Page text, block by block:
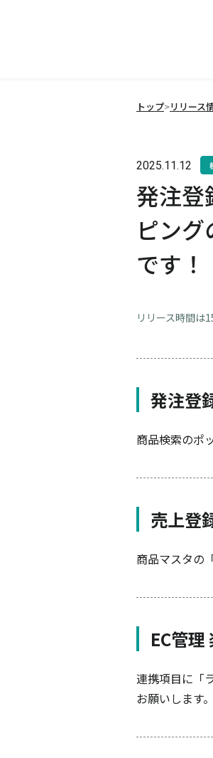
トップ>リリース
2025.11.12
発注登
ピン
です！
リリース時間は
発注登
商品検索のポ
売上登
商品マスタの
EC管
連携項目に「
お願いします。